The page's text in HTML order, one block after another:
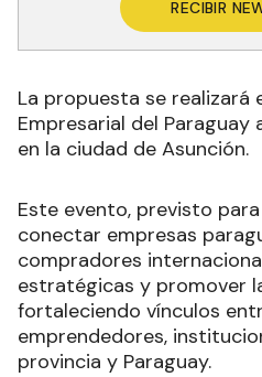
RECIBIR
La propuesta se realizará
Empresarial del
en la ciudad de Asunción.
Este evento, previsto
conectar empresas
compradores
estratégicas y promover
fortaleciendo vínculos
emprendedores,
provincia y Paraguay.